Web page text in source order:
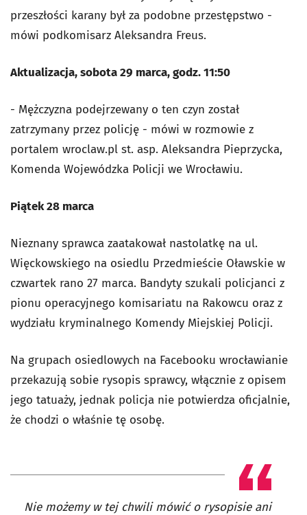
przeszłości karany był za podobne przestępstwo -
mówi podkomisarz Aleksandra Freus.
Aktualizacja, sobota 29 marca, godz. 11:50
- Mężczyzna podejrzewany o ten czyn został
zatrzymany przez policję - mówi w rozmowie z
portalem wroclaw.pl st. asp. Aleksandra Pieprzycka,
Komenda Wojewódzka Policji we Wrocławiu.
Piątek 28 marca
Nieznany sprawca zaatakował nastolatkę na ul.
Więckowskiego na osiedlu Przedmieście Oławskie w
czwartek rano 27 marca. Bandyty szukali policjanci z
pionu operacyjnego komisariatu na Rakowcu oraz z
wydziału kryminalnego Komendy Miejskiej Policji.
Na grupach osiedlowych na Facebooku wrocławianie
przekazują sobie rysopis sprawcy, włącznie z opisem
jego tatuaży, jednak policja nie potwierdza oficjalnie,
że chodzi o właśnie tę osobę.
Nie możemy w tej chwili mówić o rysopisie ani